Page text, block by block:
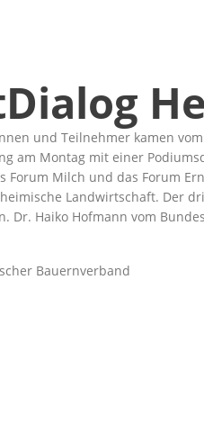
und Teilnehmer kamen
am Montag mit einer
Forum Milch und das Forum
Landwirtschaft. Der
Dr. Haiko Hofmann vom
Bauernverband